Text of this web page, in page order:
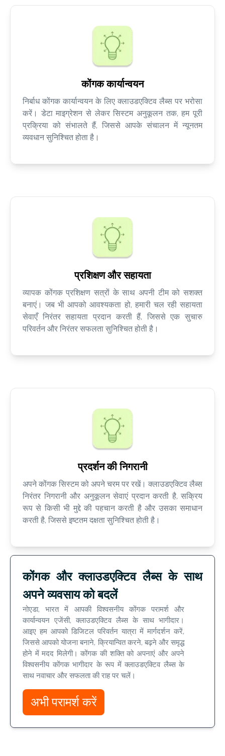
कोंगक कार्यान्वयन
निर्बाध कोंगक कार्यान्वयन के लिए क्लाउडएक्टिव लैब्स पर भरोसा
करें। डेटा माइग्रेशन से लेकर सिस्टम अनुकूलन तक, हम पूरी
प्रक्रिया को संभालते हैं, जिससे आपके संचालन में न्यूनतम
व्यवधान सुनिश्चित होता है।
प्रशिक्षण और सहायता
व्यापक कोंगक प्रशिक्षण सत्रों के साथ अपनी टीम को सशक्त
बनाएं। जब भी आपको आवश्यकता हो, हमारी चल रही सहायता
सेवाएँ निरंतर सहायता प्रदान करती हैं, जिससे एक सुचारु
परिवर्तन और निरंतर सफलता सुनिश्चित होती है।
प्रदर्शन की निगरानी
अपने कोंगक सिस्टम को अपने चरम पर रखें। क्लाउडएक्टिव लैब्स
निरंतर निगरानी और अनुकूलन सेवाएं प्रदान करती है, सक्रिय
रूप से किसी भी मुद्दे की पहचान करती है और उसका समाधान
करती है, जिससे इष्टतम दक्षता सुनिश्चित होती है।
कोंगक और क्लाउडएक्टिव लैब्स के साथ
अपने व्यवसाय को बदलें
नोएडा, भारत में आपकी विश्वसनीय कोंगक परामर्श और
कार्यान्वयन एजेंसी, क्लाउडएक्टिव लैब्स के साथ भागीदार।
आइए हम आपको डिजिटल परिवर्तन यात्रा में मार्गदर्शन करें,
जिससे आपको योजना बनाने, क्रियान्वित करने, बढ़ने और समृद्ध
होने में मदद मिलेगी। कोंगक की शक्ति को अपनाएं और अपने
विश्वसनीय कोंगक भागीदार के रूप में क्लाउडएक्टिव लैब्स के
साथ नवाचार और सफलता की राह पर चलें।
अभी परामर्श करें